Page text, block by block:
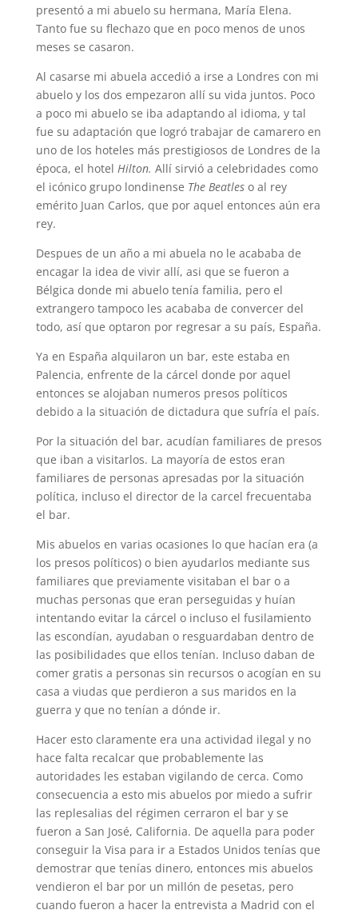
presentó a mi abuelo su hermana, María Elena.
Tanto fue su flechazo que en poco menos de unos
meses se casaron.
Al casarse mi abuela accedió a irse a Londres con mi
abuelo y los dos empezaron allí su vida juntos. Poco
a poco mi abuelo se iba adaptando al idioma, y tal
fue su adaptación que logró trabajar de camarero en
uno de los hoteles más prestigiosos de Londres de la
época, el hotel Hilton. Allí sirvió a celebridades como
el icónico grupo londinense The Beatleso al rey
emérito Juan Carlos, que por aquel entonces aún era
rey.
Despues de un año a mi abuela no le acababa de
encagar la idea de vivir allí, asi que se fueron a
Bélgica donde mi abuelo tenía familia, pero el
extrangero tampoco les acababa de convercer del
todo, así que optaron por regresar a su país, España.
Ya en España alquilaron un bar, este estaba en
Palencia, enfrente de la cárcel donde por aquel
entonces se alojaban numeros presos políticos
debido a la situación de dictadura que sufría el país.
Por la situación del bar, acudían familiares de presos
que iban a visitarlos. La mayoría de estos eran
familiares de personas apresadas por la situación
política, incluso el director de la carcel frecuentaba
el bar.
Mis abuelos en varias ocasiones lo que hacían era (a
los presos políticos) o bien ayudarlos mediante sus
familiares que previamente visitaban el bar o a
muchas personas que eran perseguidas y huían
intentando evitar la cárcel o incluso el fusilamiento
las escondían, ayudaban o resguardaban dentro de
las posibilidades que ellos tenían. Incluso daban de
comer gratis a personas sin recursos o acogían en su
casa a viudas que perdieron a sus maridos en la
guerra y que no tenían a dónde ir.
Hacer esto claramente era una actividad ilegal y no
hace falta recalcar que probablemente las
autoridades les estaban vigilando de cerca. Como
consecuencia a esto mis abuelos por miedo a sufrir
las replesalias del régimen cerraron el bar y se
fueron a San José, California. De aquella para poder
conseguir la Visa para ir a Estados Unidos tenías que
demostrar que tenías dinero, entonces mis abuelos
vendieron el bar por un millón de pesetas, pero
cuando fueron a hacer la entrevista a Madrid con el